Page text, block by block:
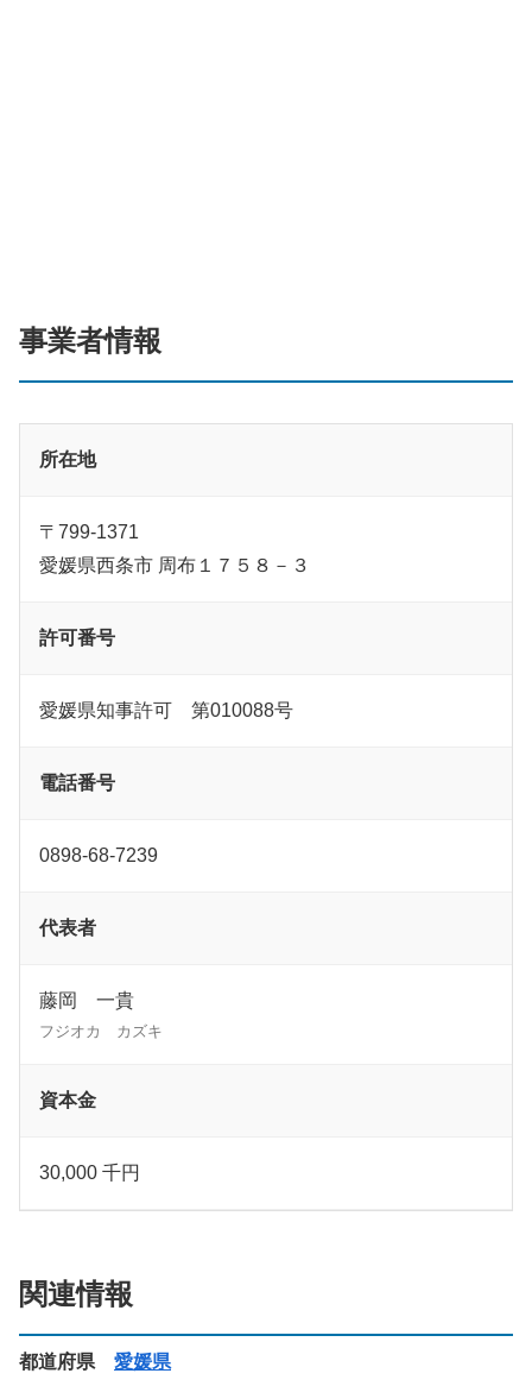
事業者情報
所在地
〒799-1371
愛媛県西条市 周布１７５８－３
許可番号
愛媛県知事許可 第010088号
電話番号
0898-68-7239
代表者
藤岡 一貴
フジオカ カズキ
資本金
30,000 千円
関連情報
都道府県 愛媛県